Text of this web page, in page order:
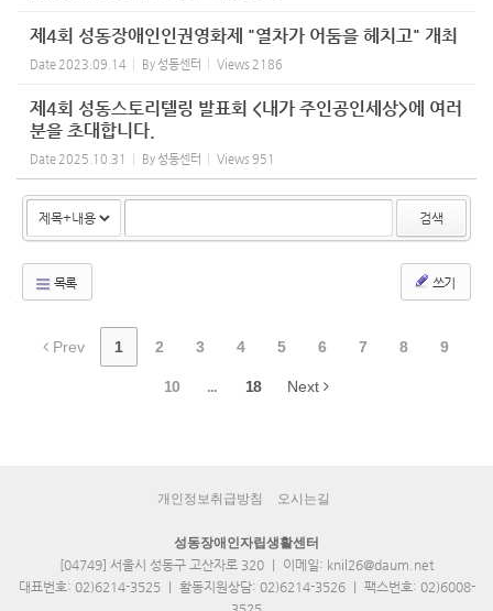
제4회 성동장애인인권영화제 "열차가 어둠을 헤치고" 개최
Date 2023.09.14 By성동센터 Views 2186
제4회 성동스토리텔링 발표회 <내가 주인공인세상>에 여러
분을 초대합니다.
Date 2025.10.31 By성동센터 Views 951
검색
목록 쓰기
Prev 1 2 3 4 5 6 7 8 9
10 ... 18 Next
개인정보취급방침 오시는길
성동장애인자립생활센터
[04749] 서울시 성동구 고산자로 320 ｜ 이메일: knil26@daum.net
대표번호: 02)6214-3525 ｜ 활동지원상담: 02)6214-3526 ｜ 팩스번호: 02)6008-